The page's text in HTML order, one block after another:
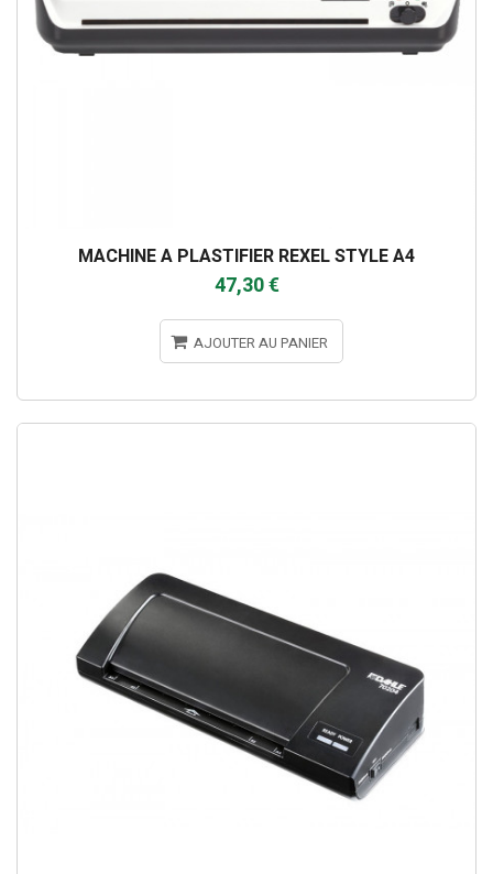
MACHINE A PLASTIFIER REXEL STYLE A4
47,30 €
AJOUTER AU PANIER